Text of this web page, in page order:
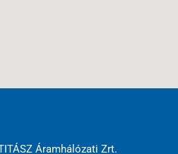
Áramhálózati Zrt.